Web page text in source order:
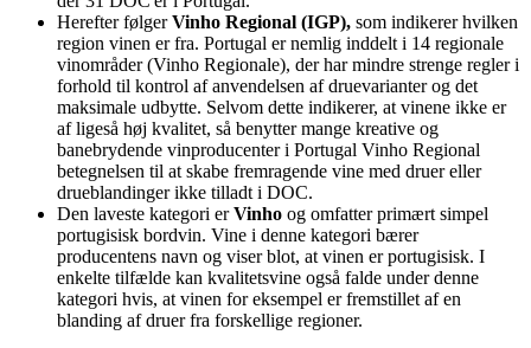
Herefter følgerVinho Regional (IGP), som indikerer hvilken
region vinen er fra. Portugal er nemlig inddelt i 14 regionale
vinområder (Vinho Regionale), der har mindre strenge regler i
forhold til kontrol af anvendelsen af druevarianter og det
maksimale udbytte. Selvom dette indikerer, at vinene ikke er
af ligeså høj kvalitet, så benytter mange kreative og
banebrydende vinproducenter i Portugal Vinho Regional
betegnelsen til at skabe fremragende vine med druer eller
drueblandinger ikke tilladt i DOC.
Den laveste kategori erVinho og omfatter primært simpel
portugisisk bordvin. Vine i denne kategori bærer
producentens navn og viser blot, at vinen er portugisisk. I
enkelte tilfælde kan kvalitetsvine også falde under denne
kategori hvis, at vinen for eksempel er fremstillet af en
blanding af druer fra forskellige regioner.